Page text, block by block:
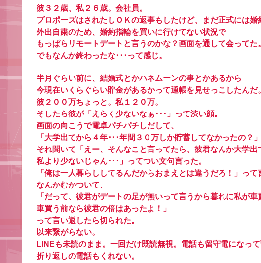
彼３２歳、私２６歳。会社員。
プロポーズはされたしＯＫの返事もしたけど、まだ正式には婚
外出自粛のため、婚約指輪を買いに行けてない状況で
もっぱらリモートデートと言うのかな？画面を通して会ってた。
でもなんか終わったな･･･って感じ。
半月ぐらい前に、結婚式とかハネムーンの事とかあるから
今現在いくらぐらい貯金があるかって通帳を見せっこしたんだ
彼２００万ちょっと。私１２０万。
そしたら彼が「えらく少ないなぁ･･･」って渋い顔。
画面の向こうで電卓パチパチしだして、
「大学出てから４年･･･年間３０万しか貯蓄してなかったの？」
それ聞いて「えー、そんなこと言ってたら、彼君なんか大学出
私より少ないじゃん･･･」ってつい文句言った。
「俺は一人暮らししてるんだからおまえとは違うだろ！」って
なんかむかついて、
「だって、彼君がデートの足が無いって言うから暮れに私が車
車買う前なら彼君の倍はあったよ！」
って言い返したら切られた。
以来繋がらない。
LINEも未読のまま。一回だけ既読無視。電話も留守電になって
折り返しの電話もくれない。